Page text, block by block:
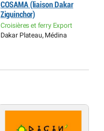
COSAMA (liaison Dakar
Ziguinchor)
Croisières et ferry Export
Dakar Plateau, Médina